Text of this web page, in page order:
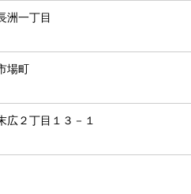
洲一丁目
場町
広２丁目１３－１